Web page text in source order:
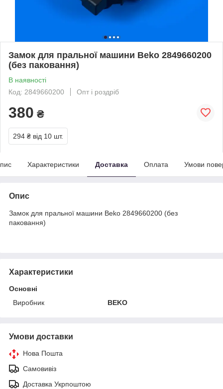
Замок для пральної машини Beko 2849660200
(без паковання)
В наявності
Код: 2849660200
Опт і роздріб
380 ₴
294 ₴ від 10 шт.
Характеристики Доставка Оплата Умови
Опис
Замок для пральної машини Beko 2849660200 (без
паковання)
Характеристики
Основні
Виробник
BEKO
Умови доставки
Нова Пошта
Самовивіз
Доставка Укрпоштою